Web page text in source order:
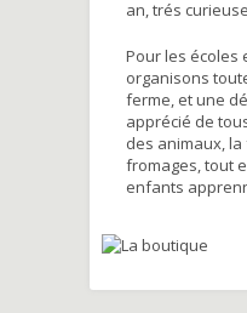
an, trés
Pour les écoles
organisons
ferme, et une
apprécié de
des animaux,
fromages, tout
enfants